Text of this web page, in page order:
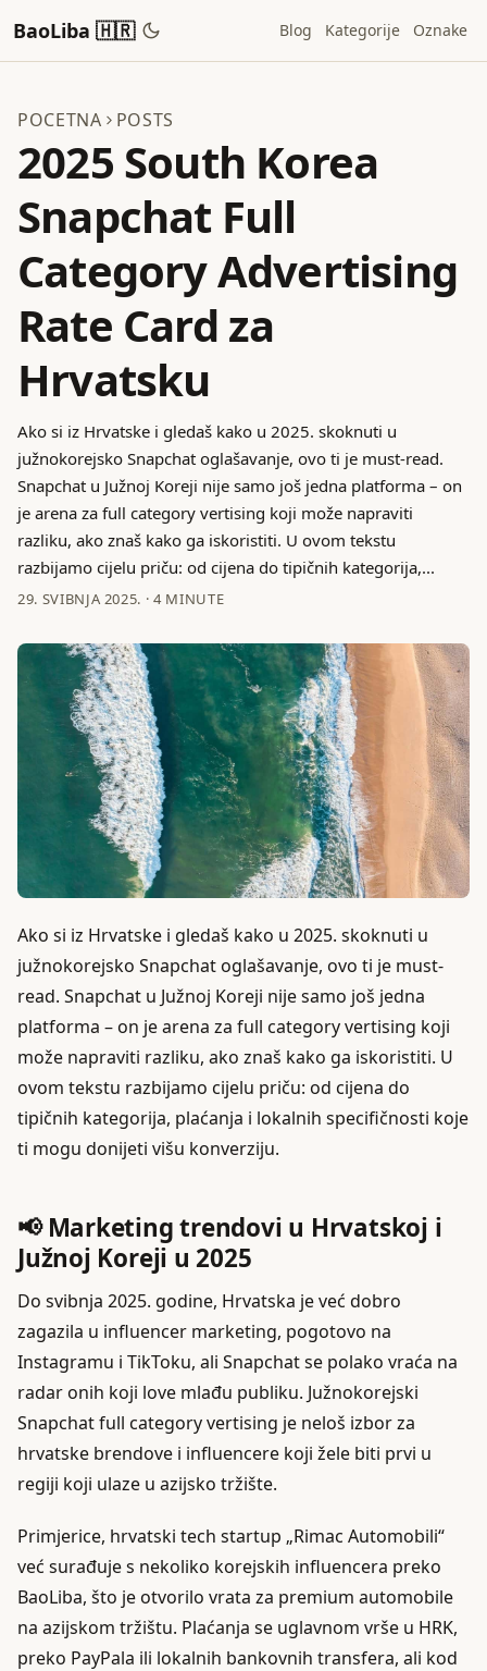
BaoLiba 🇭🇷 Blog Kategorije Oznake
POCETNA POSTS
2025 South Korea
Snapchat Full
Category Advertising
Rate Card za
Hrvatsku
Ako si iz Hrvatske i gledaš kako u 2025. skoknuti u
južnokorejsko Snapchat oglašavanje, ovo ti je must-read.
Snapchat u Južnoj Koreji nije samo još jedna platforma – on
je arena za full category vertising koji može napraviti
razliku, ako znaš kako ga iskoristiti. U ovom tekstu
razbijamo cijelu priču: od cijena do tipičnih kategorija,...
29. SVIBNJA 2025. ·4 MINUTE
Ako si iz Hrvatske i gledaš kako u 2025. skoknuti u
južnokorejsko Snapchat oglašavanje, ovo ti je must-
read. Snapchat u Južnoj Koreji nije samo još jedna
platforma – on je arena za full category vertising koji
može napraviti razliku, ako znaš kako ga iskoristiti. U
ovom tekstu razbijamo cijelu priču: od cijena do
tipičnih kategorija, plaćanja i lokalnih specifičnosti koje
ti mogu donijeti višu konverziju.
📢 Marketing trendovi u Hrvatskoj i
Južnoj Koreji u 2025
Do svibnja 2025. godine, Hrvatska je već dobro
zagazila u influencer marketing, pogotovo na
Instagramu i TikToku, ali Snapchat se polako vraća na
radar onih koji love mlađu publiku. Južnokorejski
Snapchat full category vertising je neloš izbor za
hrvatske brendove i influencere koji žele biti prvi u
regiji koji ulaze u azijsko tržište.
Primjerice, hrvatski tech startup „Rimac Automobili“
već surađuje s nekoliko korejskih influencera preko
BaoLiba, što je otvorilo vrata za premium automobile
na azijskom tržištu. Plaćanja se uglavnom vrše u HRK,
preko PayPala ili lokalnih bankovnih transfera, ali kod